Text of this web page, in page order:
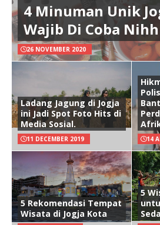
4 Minuman Unik
Wajib Di Coba Nihh
26 NOVEMBER 2020
Ladang Jagung di Jogja
ini Jadi Spot Foto Hits di
Media Sosial.
11 DECEMBER 2019 14
5 Rekomendasi Tempat
Wisata di Jogja Kota
5